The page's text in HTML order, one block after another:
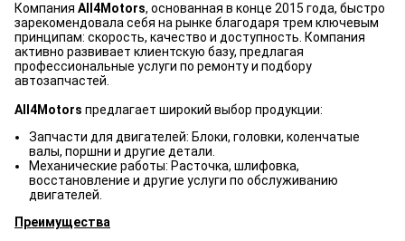
Компания All4Motors, основанная в конце 2015 года, быстро
зарекомендовала себя на рынке благодаря трем ключевым
принципам: скорость, качество и доступность. Компания
активно развивает клиентскую базу, предлагая
профессиональные услуги по ремонту и подбору
автозапчастей.
All4Motors предлагает широкий выбор продукции:
Запчасти для двигателей: Блоки, головки, коленчатые
валы, поршни и другие детали.
Механические работы: Расточка, шлифовка,
восстановление и другие услуги по обслуживанию
двигателей.
Преимущества